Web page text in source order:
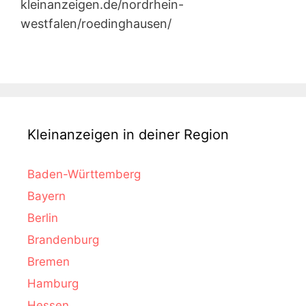
kleinanzeigen.de/nordrhein-
westfalen/roedinghausen/
Kleinanzeigen in deiner Region
Baden-Württemberg
Bayern
Berlin
Brandenburg
Bremen
Hamburg